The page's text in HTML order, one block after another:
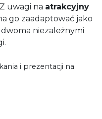
uwagi na atrakcyjny
go zaadaptować jako
niezależnymi
i prezentacji na